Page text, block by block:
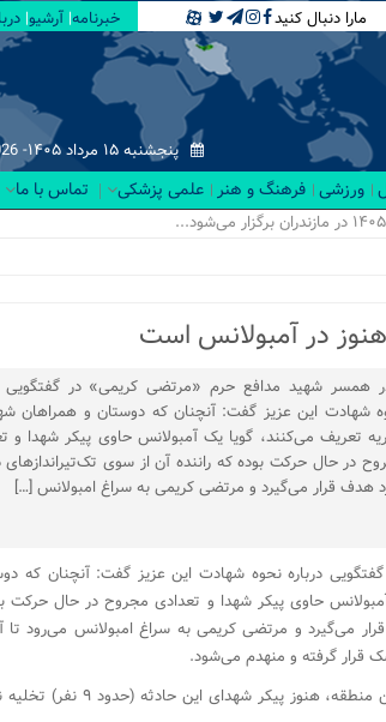
مارا دنبال کنید خبرنامه آرشیو
پنجشنبه ۱۵ مرداد ۱۴۰۵-
ورزشی فرهنگ و هنر علمی پزشکی تماس با ما
در آمبولانس است
همسر شهید مدافع حرم «مرتضی کریمی» در گفتگویی
شهادت این عزیز گفت: آنچنان که دوستان و همراهان
تعریف می‌کنند، گویا یک آمبولانس حاوی پیکر شهدا و
در حال حرکت بوده که راننده آن از سوی
هدف قرار می‌گیرد و مرتضی کریمی به سراغ امبولانس […]
درباره نحوه شهادت این عزیز گفت: آنچنان که
حاوی پیکر شهدا و تعدادی مجروح در حال حرکت
می‌گیرد و مرتضی کریمی به سراغ امبولانس می‌رود تا
قرار گرفته و منهدم می‌شود.
عباسی تأکید کرد: البته به خاطر زیر دید تیر بودن این منطقه، هنوز